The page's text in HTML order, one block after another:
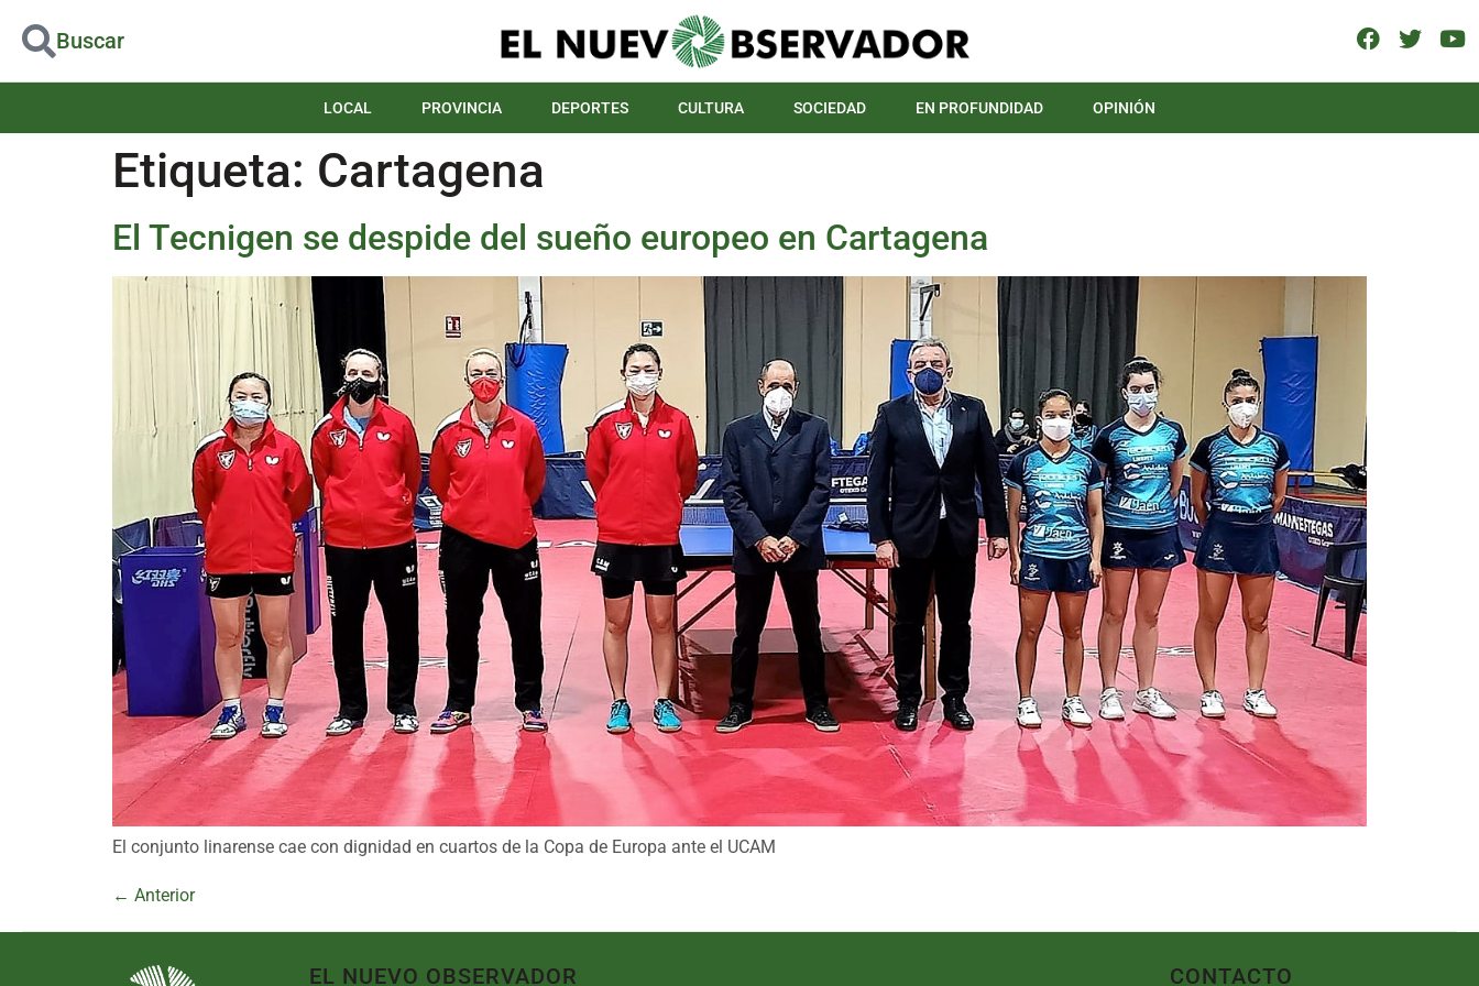
Buscar
LOCAL PROVINCIA DEPORTES CULTURA SOCIEDAD EN PROFUNDIDAD OPINIÓN
Etiqueta: Cartagena
El Tecnigen se despide del sueño europeo en Cartagena
El conjunto linarense cae con dignidad en cuartos de la Copa de Europa ante el UCAM
← Anterior
EL NUEVO OBSERVADOR CONTACTO